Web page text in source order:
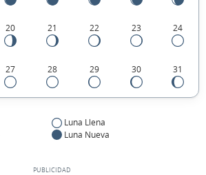
20 21 22 23 24
27 28 29 30 31
Luna Llena
Luna Nueva